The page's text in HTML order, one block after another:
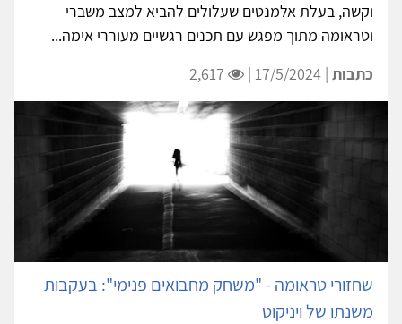
וקשה, בעלת אלמנטים שעלולים להביא למצב משברי
וטראומה מתוך מפגש עם תכנים רגשיים מעוררי אימה...
כתבות | 17/5/2024 |
שחזורי טראומה - "משחק מחבואים פנימי": בעקבות
משנתו של ויניקוט